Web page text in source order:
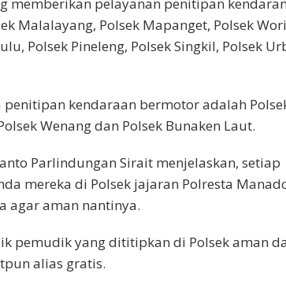
Malalayang, Polsek Mapanget, Polsek
Polsek Pineleng, Polsek Singkil, Polsek
kendaraan bermotor adalah
Wenang dan Polsek Bunaken Laut.
Parlindungan Sirait menjelaskan, setiap
mereka di Polsek jajaran Polresta
agar aman nantinya.
pemudik yang dititipkan di Polsek aman
alias gratis.